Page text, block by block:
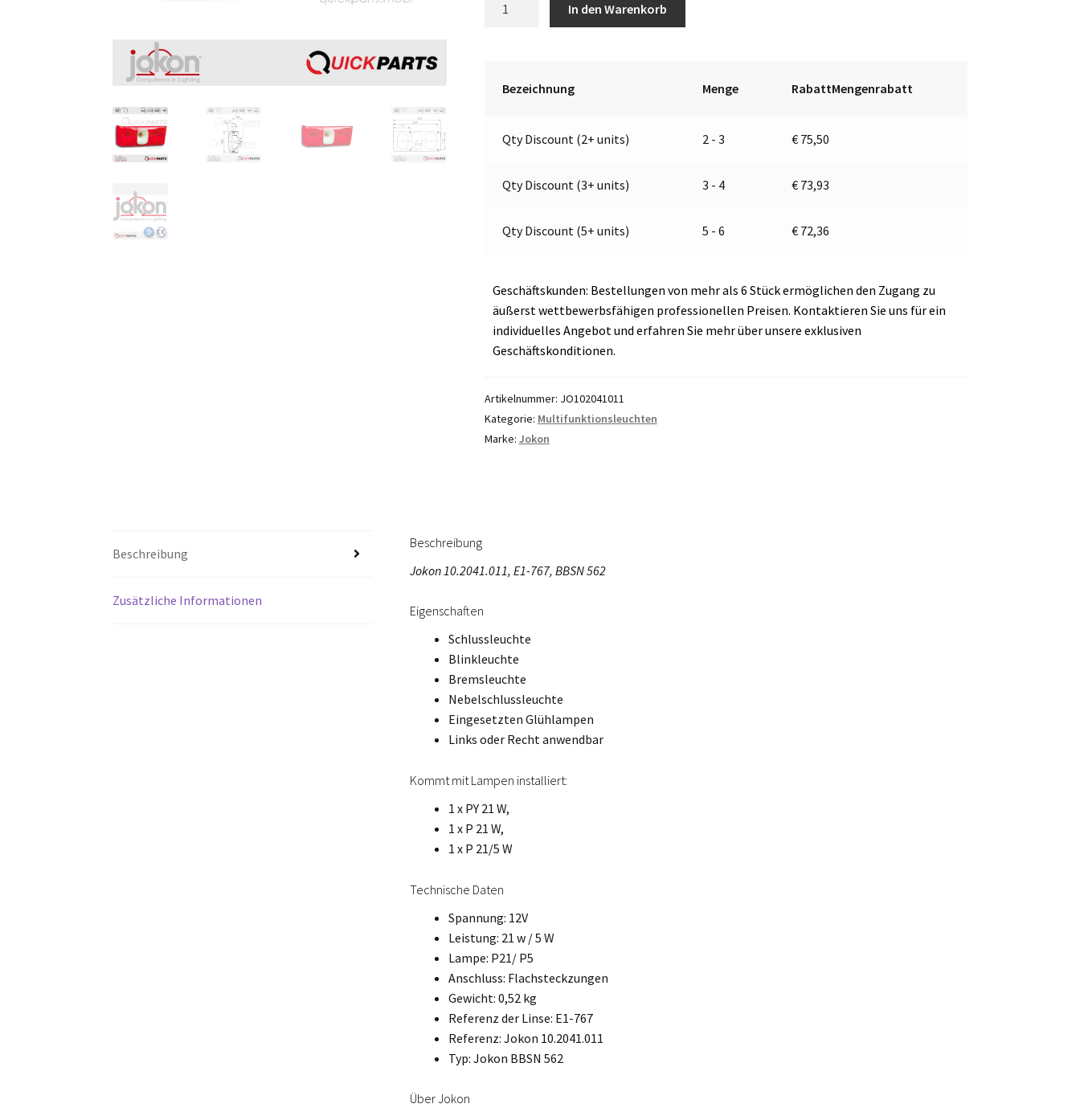
Menge
In den Warenkorb
Bezeichnung Menge RabattMengenrabatt
Qty Discount (2+ units) 2 - 3 € 75,50
Qty Discount (3+ units) 3 - 4 € 73,93
Qty Discount (5+ units) 5 - 6 € 72,36
Geschäftskunden: Bestellungen von mehr als 6 Stück ermöglichen den Zugang zu
äußerst wettbewerbsfähigen professionellen Preisen. Kontaktieren Sie uns für ein
individuelles Angebot und erfahren Sie mehr über unsere exklusiven
Geschäftskonditionen.
Artikelnummer: JO102041011
Kategorie: Multifunktionsleuchten
Marke: Jokon
Beschreibung
Zusätzliche Informationen
Beschreibung
Jokon 10.2041.011, E1-767, BBSN 562
Eigenschaften
Schlussleuchte
Blinkleuchte
Bremsleuchte
Nebelschlussleuchte
Eingesetzten Glühlampen
Links oder Recht anwendbar
Kommt mit Lampen installiert:
1 x PY 21 W,
1 x P 21 W,
1 x P 21/5 W
Technische Daten
Spannung: 12V
Leistung: 21 w / 5 W
Lampe: P21/ P5
Anschluss: Flachsteckzungen
Gewicht: 0,52 kg
Referenz der Linse: E1-767
Referenz: Jokon 10.2041.011
Typ: Jokon BBSN 562
Über Jokon